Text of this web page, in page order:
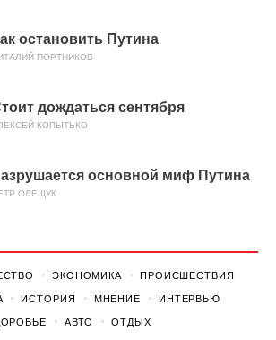
остановить Путина
ПОРТНИКОВ
дождаться сентября
КОПЫТЬКО
основной миф Путина
ОЛЕЩУК
ЭКОНОМИКА ПРОИСШЕСТВИЯ
ИСТОРИЯ МНЕНИЕ ИНТЕРВЬЮ
АВТО ОТДЫХ